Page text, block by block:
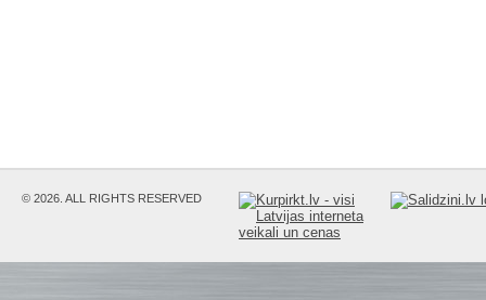
© 2026. ALL RIGHTS RESERVED